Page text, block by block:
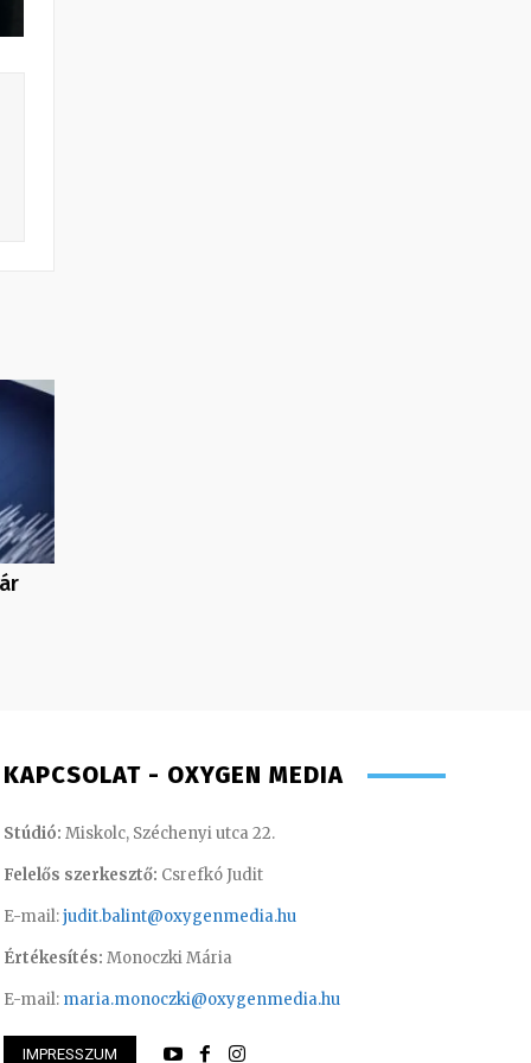
KAPCSOLAT - OXYGEN MEDIA
Stúdió: Miskolc, Széchenyi utca 22.
Felelős szerkesztő: Csrefkó Judit
E-mail:judit.balint@oxygenmedia.hu
Értékesítés: Monoczki Mária
E-mail: maria.monoczki@oxygenmedia.hu
IMPRESSZUM